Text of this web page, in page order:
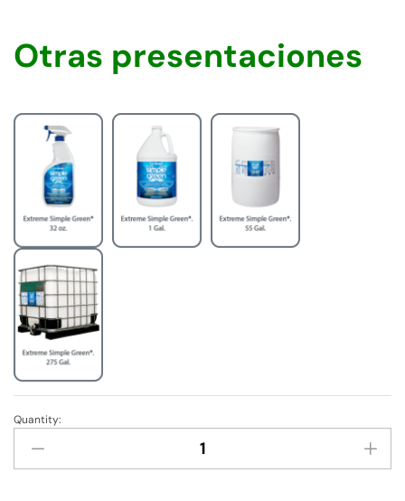
Otras presentaciones
Extreme
Simple
Green®
Quantity: